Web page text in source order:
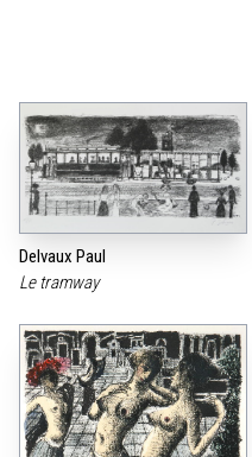
Delvaux Paul
Le tramway